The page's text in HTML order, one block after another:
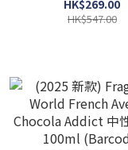
HK$269.00
HK$547.00